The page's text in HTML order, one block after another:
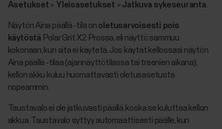
Asetukset > Yleisasetukset >Jatkuva sykeseuranta.
Näytön Aina päällä ‑tila on oletusarvoisesti pois
käytöstä Polar Grit X2 Prossa, eli näyttö sammuu
kokonaan, kun sitä ei käytetä. Jos käytät kellossasi näytön
Aina päällä ‑tilaa (ajannäyttötilassa tai treenien aikana),
kellon akku kuluu huomattavasti oletusasetusta
nopeammin.
Taustavalo ei ole jatkuvasti päällä, koska se kuluttaa kellon
akkua. Taustavalo syttyy automaattisesti päälle, kun